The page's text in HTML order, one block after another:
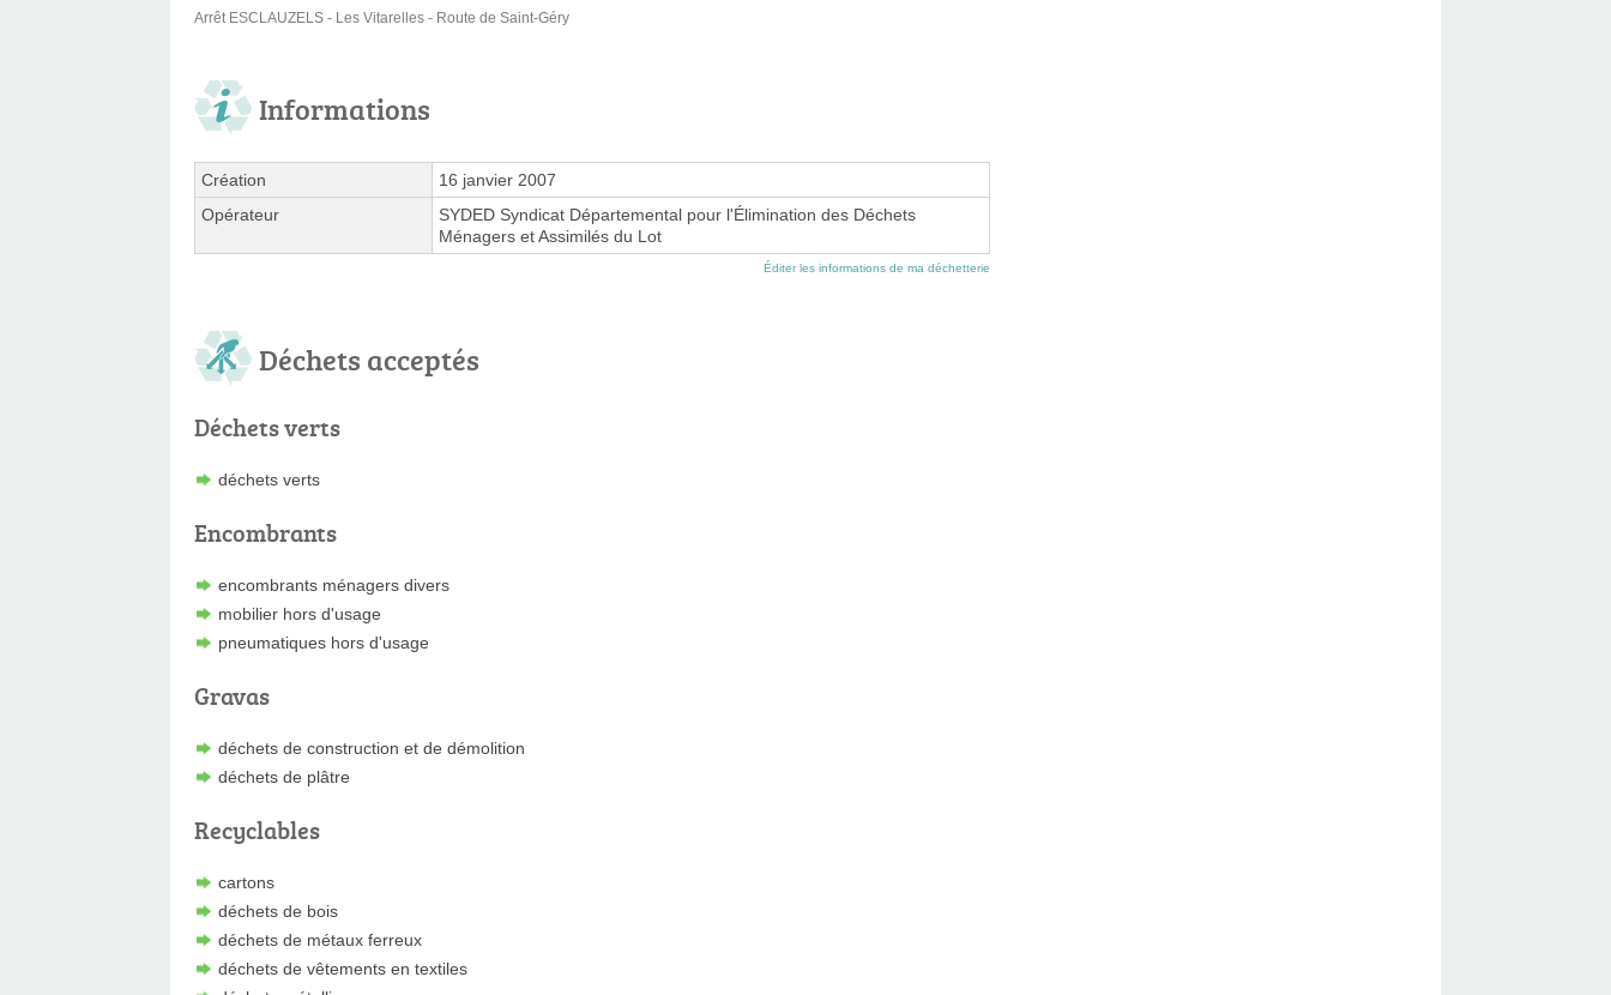
Arrêt ESCLAUZELS - Les Vitarelles - Route de Saint-Géry
Informations
Création
16 janvier 2007
Opérateur
SYDED Syndicat Départemental pour l'Élimination des Déchets
Ménagers et Assimilés du Lot
Éditer les informations de ma déchetterie
Déchets acceptés
Déchets verts
déchets verts
Encombrants
encombrants ménagers divers
mobilier hors d'usage
pneumatiques hors d'usage
Gravas
déchets de construction et de démolition
déchets de plâtre
Recyclables
cartons
déchets de bois
déchets de métaux ferreux
déchets de vêtements en textiles